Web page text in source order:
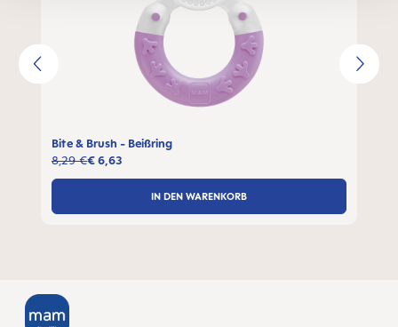
Bite & Brush - Beißring
€ 6,63
8,29 €
IN DEN WARENKORB